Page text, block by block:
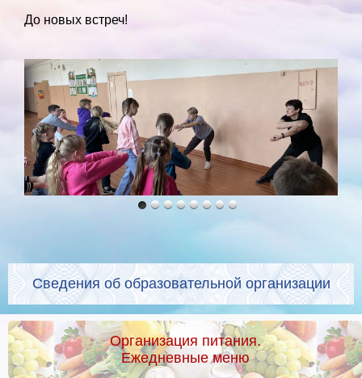
До новых встреч!
Сведения об образовательной организации
Организация питания.
Ежедневные меню